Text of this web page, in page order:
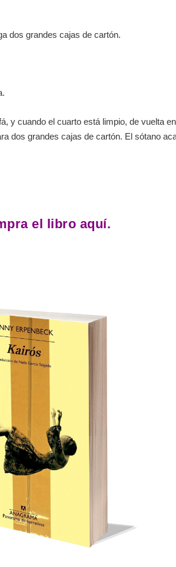
dos grandes cajas de cartón.
y cuando el cuarto está limpio, de vuelta
dos grandes cajas de cartón. El sótano
el libro aquí.